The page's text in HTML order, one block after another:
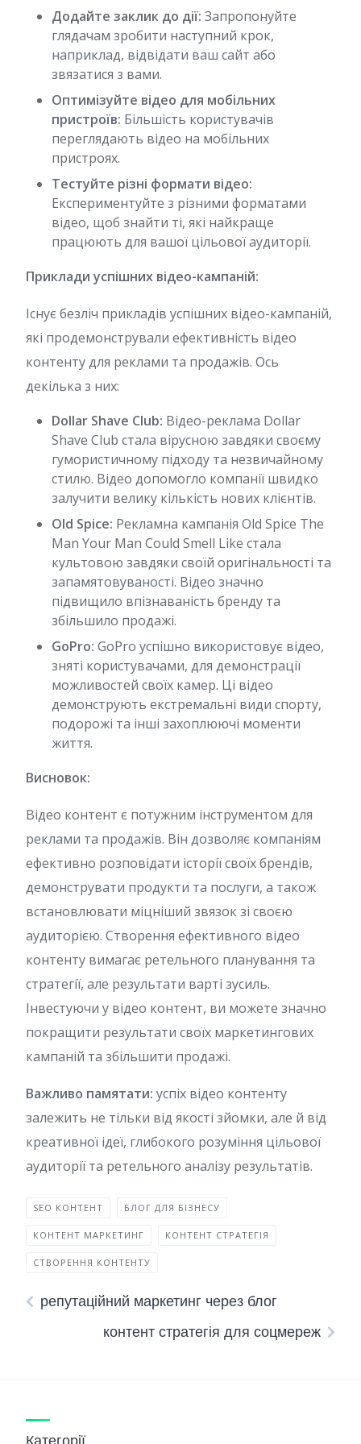
Додайте заклик до дії: Запропонуйте
глядачам зробити наступний крок,
наприклад, відвідати ваш сайт або
звязатися з вами.
Оптимізуйте відео для мобільних
пристроїв: Більшість користувачів
переглядають відео на мобільних
пристроях.
Тестуйте різні формати відео:
Експериментуйте з різними форматами
відео, щоб знайти ті, які найкраще
працюють для вашої цільової аудиторії.
Приклади успішних відео-кампаній:
Існує безліч прикладів успішних відео-кампаній,
які продемонстрували ефективність відео
контенту для реклами та продажів. Ось
декілька з них:
Dollar Shave Club: Відео-реклама Dollar
Shave Club стала вірусною завдяки своєму
гумористичному підходу та незвичайному
стилю. Відео допомогло компанії швидко
залучити велику кількість нових клієнтів.
Old Spice: Рекламна кампанія Old Spice The
Man Your Man Could Smell Like стала
культовою завдяки своїй оригінальності та
запамятовуваності. Відео значно
підвищило впізнаваність бренду та
збільшило продажі.
GoPro: GoPro успішно використовує відео,
зняті користувачами, для демонстрації
можливостей своїх камер. Ці відео
демонструють екстремальні види спорту,
подорожі та інші захоплюючі моменти
життя.
Висновок:
Відео контент є потужним інструментом для
реклами та продажів. Він дозволяє компаніям
ефективно розповідати історії своїх брендів,
демонструвати продукти та послуги, а також
встановлювати міцніший звязок зі своєю
аудиторією. Створення ефективного відео
контенту вимагає ретельного планування та
стратегії, але результати варті зусиль.
Інвестуючи у відео контент, ви можете значно
покращити результати своїх маркетингових
кампаній та збільшити продажі.
Важливо памятати: успіх відео контенту
залежить не тільки від якості зйомки, але й від
креативної ідеї, глибокого розуміння цільової
аудиторії та ретельного аналізу результатів.
SEO КОНТЕНТ БЛОГ ДЛЯ БІЗНЕСУ
КОНТЕНТ МАРКЕТИНГ КОНТЕНТ СТРАТЕГІЯ
СТВОРЕННЯ КОНТЕНТУ
репутаційний маркетинг через блог
контент стратегія для соцмереж